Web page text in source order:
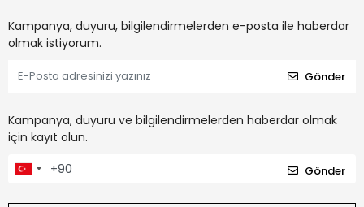
Kampanya, duyuru, bilgilendirmelerden e-posta ile haberdar
olmak istiyorum.
Gönder
Kampanya, duyuru ve bilgilendirmelerden haberdar olmak
için kayıt olun.
Gönder